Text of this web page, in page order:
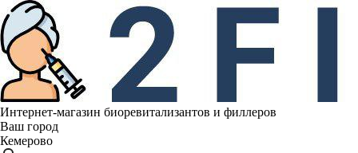
Интернет-магазин биоревитализантов и филлеров
Ваш город
Кемерово